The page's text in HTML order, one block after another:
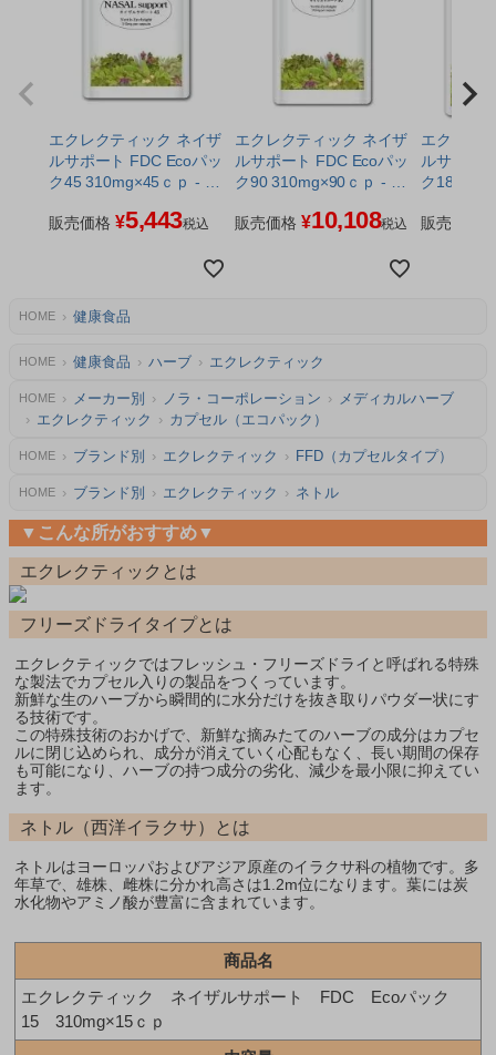
エクレクティック ネイザ
ルサポート FDC Ecoパッ
ク45 310mg×45ｃｐ - ノ
ネコポス対応商品
販売価格 ¥5,443税込
エクレクティック ネイザ
ルサポート FDC Ecoパッ
ク90 310mg×90ｃｐ - ノ
ネコポス対応商品
販売価格 ¥10,108税込
エクレク
ルサポート
ク180
販売価格
HOME 健康食品
HOME 健康食品 ハーブ エクレクティック
HOME メーカー別 ノラ・コーポレーション
メディカルハーブ
エクレクティック
カプセル（エコパック）
HOME ブランド別 エクレクティック FFD（カプセルタイプ）
HOME ブランド別 エクレクティック ネトル
▼こんな所がおすすめ▼
エクレクティックとは
フリーズドライタイプとは
エクレクティックではフレッシュ・フリーズドライと呼ばれる特殊
な製法でカプセル入りの製品をつくっています。
新鮮な生のハーブから瞬間的に水分だけを抜き取りパウダー状にす
る技術です。
この特殊技術のおかげで、新鮮な摘みたてのハーブの成分はカプセ
ルに閉じ込められ、成分が消えていく心配もなく、長い期間の保存
も可能になり、ハーブの持つ成分の劣化、減少を最小限に抑えてい
ます。
ネトル（西洋イラクサ）とは
ネトルはヨーロッパおよびアジア原産のイラクサ科の植物です。多
年草で、雄株、雌株に分かれ高さは1.2m位になります。葉には炭
水化物やアミノ酸が豊富に含まれています。
商品名
エクレクティック ネイザルサポート FDC Ecoパック
15 310mg×15ｃｐ